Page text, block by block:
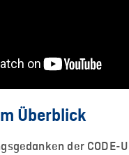
Überblick
der CODE-